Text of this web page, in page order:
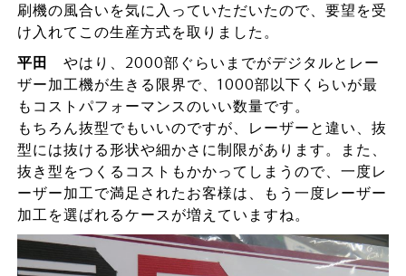
刷機の風合いを気に入っていただいたので、要望を受
け入れてこの生産方式を取りました。
平田
やはり、2000部ぐらいまでがデジタルとレー
ザー加工機が生きる限界で、1000部以下くらいが最
もコストパフォーマンスのいい数量です。
もちろん抜型でもいいのですが、レーザーと違い、抜
型には抜ける形状や細かさに制限があります。また、
抜き型をつくるコストもかかってしまうので、一度レ
ーザー加工で満足されたお客様は、もう一度レーザー
加工を選ばれるケースが増えていますね。